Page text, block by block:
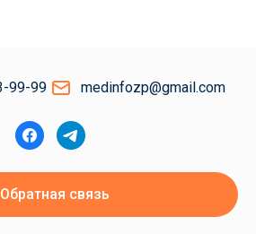
99-99 medinfozp@gmail.com
Обратная связь